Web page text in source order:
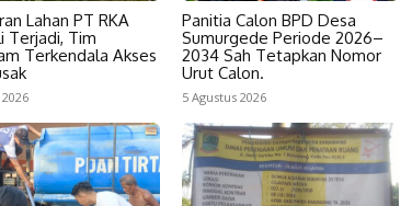
Lahan PT RKA
Terjadi, Tim
Terkendala Akses
Panitia Calon BPD Desa
Sumurgede Periode 2026–
2034 Sah Tetapkan Nomor
Urut Calon.
5 Agustus 2026